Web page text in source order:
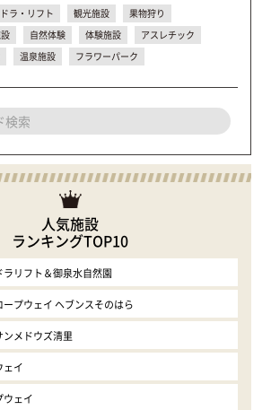
ラ・リフト 観光施設
果物狩り
自然体験 体験施設
アスレチック
温泉施設 フラワーパーク
人気施設
ランキングTOP10
リフト＆御泉水自然園
プウェイ ヘブンスそのはら
メドウズ清里
ェイ
ウェイ